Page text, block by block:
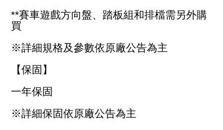
**賽車遊戲方向盤、踏板組和排檔需另外購
買
※詳細規格及參數依原廠公告為主
【保固】
一年保固
※詳細保固依原廠公告為主